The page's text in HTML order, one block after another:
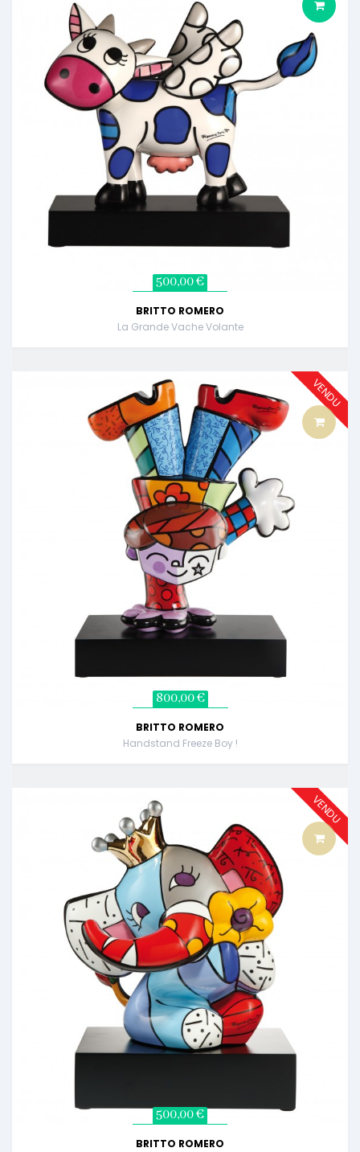
500,00 €
BRITTO ROMERO
La Grande Vache Volante
VENDU
800,00 €
BRITTO ROMERO
Handstand Freeze Boy !
VENDU
500,00 €
BRITTO ROMERO